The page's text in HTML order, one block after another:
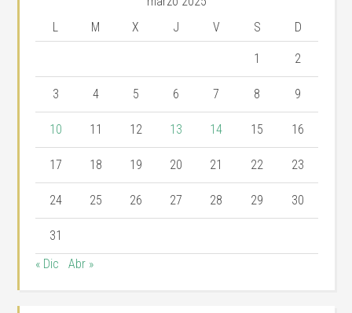
L
M X J V S D
1 2
3 4 5 6 7 8 9
10 11 12 13 14 15 16
17 18 19 20 21 22 23
24 25 26 27 28 29 30
31
« Dic
Abr »